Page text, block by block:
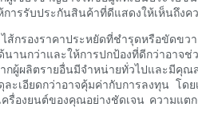
รรับประกันสินค้าที่ดีแสดงให้เห็นถึงค
องราคาประหยัดที่ชำรุดหรือขัดขว
นกว่าและให้การปกป้องที่ดีกว่าอาจ
ผู้ผลิตรายอื่นมีจำหน่ายทั่วไปและมี
ะเอียดกว่าอาจคุ้มค่ากับการลงทุน โ
รื่องยนต์ของคุณอย่างชัดเจน ความ